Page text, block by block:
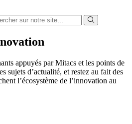
appuyés par Mitacs et les points de
sujets d’actualité, et restez au fait des
l’écosystème de l’innovation au